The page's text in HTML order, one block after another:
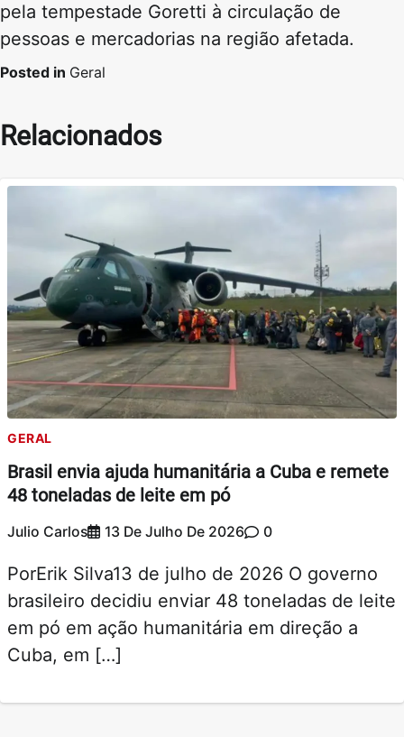
pela tempestade Goretti à circulação de
pessoas e mercadorias na região afetada.
Posted in Geral
Relacionados
GERAL
Brasil envia ajuda humanitária a Cuba e remete
48 toneladas de leite em pó
Julio Carlos 13 De Julho De 2026 0
PorErik Silva13 de julho de 2026 O governo
brasileiro decidiu enviar 48 toneladas de leite
em pó em ação humanitária em direção a
Cuba, em […]